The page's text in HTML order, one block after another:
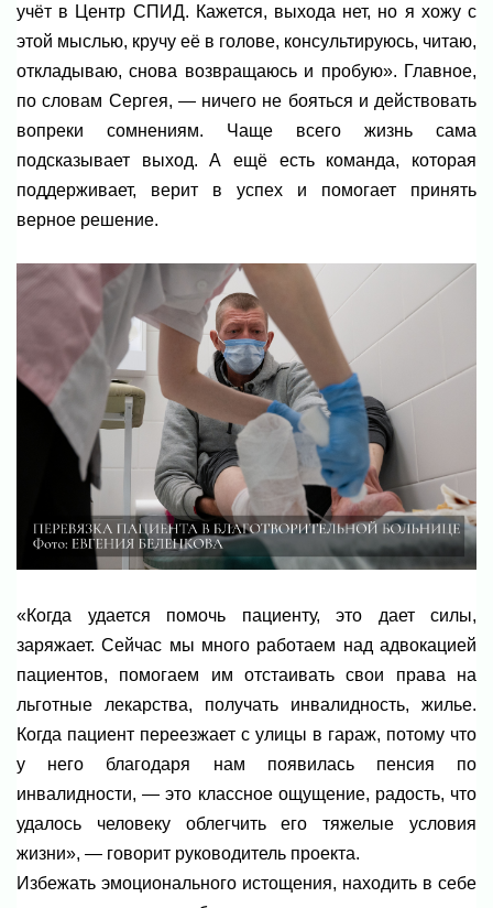
учёт в Центр СПИД. Кажется, выхода нет, но я хожу с
этой мыслью, кручу её в голове, консультируюсь, читаю,
откладываю, снова возвращаюсь и пробую». Главное,
по словам Сергея, — ничего не бояться и действовать
вопреки сомнениям. Чаще всего жизнь сама
подсказывает выход. А ещё есть команда, которая
поддерживает, верит в успех и помогает принять
верное решение.
«Когда удается помочь пациенту, это дает силы,
заряжает. Сейчас мы много работаем над адвокацией
пациентов, помогаем им отстаивать свои права на
льготные лекарства, получать инвалидность, жилье.
Когда пациент переезжает с улицы в гараж, потому что
у него благодаря нам появилась пенсия по
инвалидности, — это классное ощущение, радость, что
удалось человеку облегчить его тяжелые условия
жизни», — говорит руководитель проекта.
Избежать эмоционального истощения, находить в себе